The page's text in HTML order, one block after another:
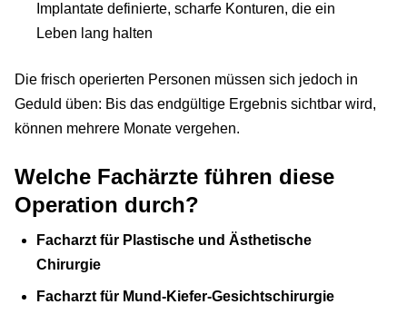
Implantate definierte, scharfe Konturen, die ein
Leben lang halten
Die frisch operierten Personen müssen sich jedoch in
Geduld üben: Bis das endgültige Ergebnis sichtbar wird,
können mehrere Monate vergehen.
Welche Fachärzte führen diese
Operation durch?
Facharzt für Plastische und Ästhetische
Chirurgie
Facharzt für Mund-Kiefer-Gesichtschirurgie